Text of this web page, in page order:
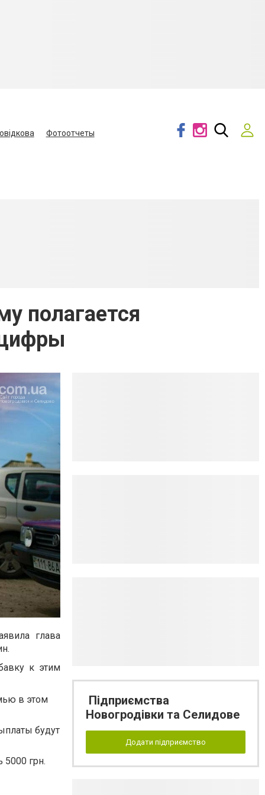
Фотоотчеты
полагается
глава
к этим
в этом
будут
грн.
Підприємства
Новогродівки та Селидове
Додати підприємство